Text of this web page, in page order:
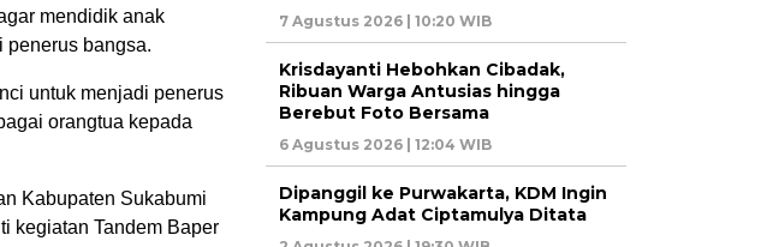
mendidik anak
penerus bangsa.
untuk menjadi penerus
orangtua kepada
Kabupaten Sukabumi
kegiatan Tandem Baper
7 Agustus 2026 | 10:20 WIB
Krisdayanti Hebohkan Cibadak,
Ribuan Warga Antusias hingga
Berebut Foto Bersama
6 Agustus 2026 | 12:04 WIB
Dipanggil ke Purwakarta, KDM Ingin
Kampung Adat Ciptamulya Ditata